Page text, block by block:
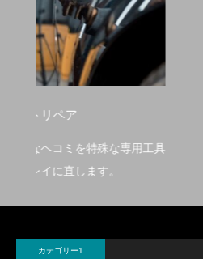
丁寧な作業で愛車を雨シミ
に仕上げます。
カテゴリー1